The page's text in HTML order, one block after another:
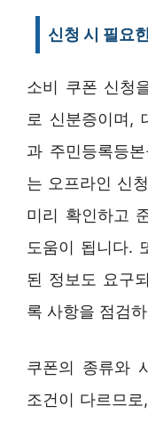
신청 시 필요
소비 쿠폰 신청
로 신분증이며,
과 주민등록등
는 오프라인 신
미리 확인하고
도움이 됩니다.
된 정보도 요구
록 사항을 점검
쿠폰의 종류와
조건이 다르므